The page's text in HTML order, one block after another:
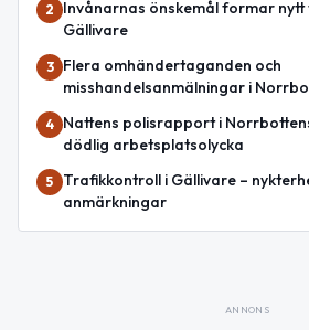
2
Invånarnas önskemål formar
Gällivare
3
Flera omhändertaganden och
misshandelsanmälningar i
4
Nattens polisrapport i
dödlig arbetsplatsolycka
5
Trafikkontroll i Gällivare –
anmärkningar
ANNONS